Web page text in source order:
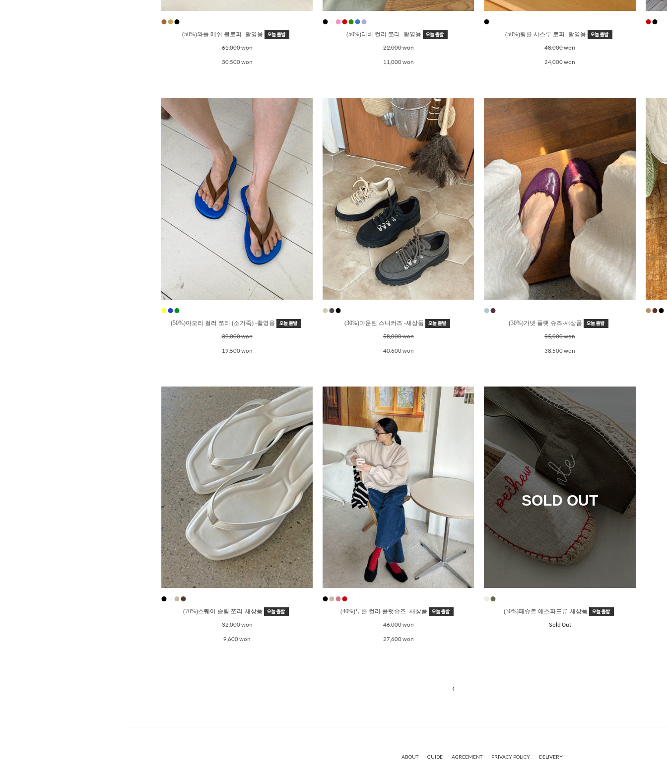
●●●
(50%)와플 메쉬 블로퍼 -촬영용
61,000 won
30,500 won
● ●●●●●
(50%)러버 컬러 쪼리 -촬영용
22,000 won
11,000 won
●
(50%)링클 시스루 로퍼 -촬영용
48,000 won
24,000 won
●●
●●●
(50%)아오리 컬러 쪼리 (소가죽) -촬영용
39,000 won
19,500 won
●●●
(30%)마운틴 스니커즈 -새상품
58,000 won
40,600 won
●●
(30%)가넷 플랫 슈즈-새상품
55,000 won
38,500 won
●●●
● ●●
(70%)스퀘어 슬림 쪼리-새상품
32,000 won
9,600 won
●●●●
(40%)부클 컬러 플랫슈즈 -새상품
46,000 won
27,600 won
SOLD OUT
● ●
(30%)페슈르 에스파드류-새상품
Sold Out
1
ABOUT GUIDE AGREEMENT PRIVACY POLICY DELIVERY